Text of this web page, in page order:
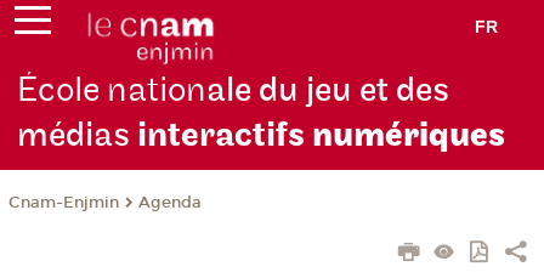
FR
École nationale du jeu et des
médias interactifs numériques
Cnam-Enjmin Agenda